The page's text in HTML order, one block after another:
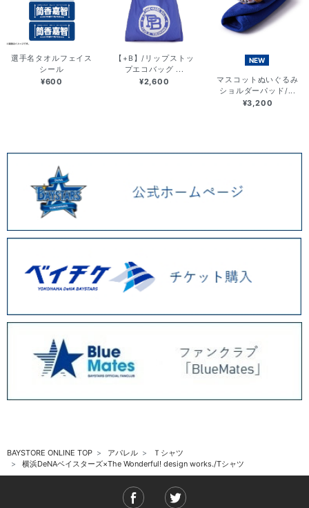
選手名タオルフェイス
シール
¥600
【+B】/リップストッ
プエコバッグ ...
¥2,600
NEW
マスコットぬいぐるみ
ショルダーパッド/...
¥3,200
BAYSTORE ONLINE TOP アパレル
Ｔシャツ
横浜DeNAベイスターズ×The Wonderful! design works./Tシャツ